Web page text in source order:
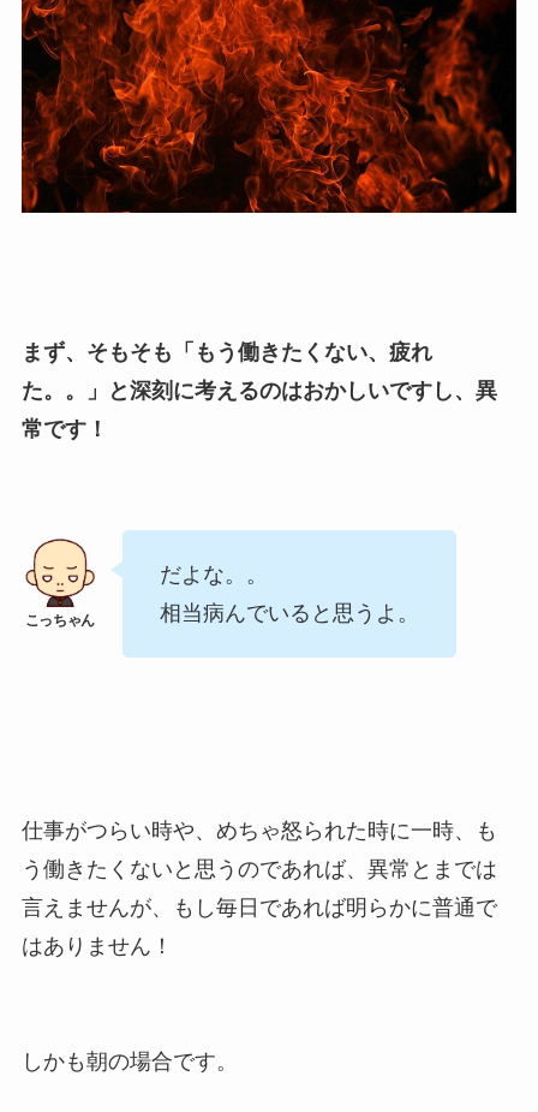
まず、そもそも「もう働きたくない、疲れ
た。。」と深刻に考えるのはおかしいですし、異
常です！
だよな。。
相当病んでいると思うよ。
仕事がつらい時や、めちゃ怒られた時に一時、も
う働きたくないと思うのであれば、異常とまでは
言えませんが、もし毎日であれば明らかに普通で
はありません！
しかも朝の場合です。